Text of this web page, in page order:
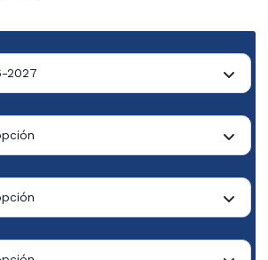
2027